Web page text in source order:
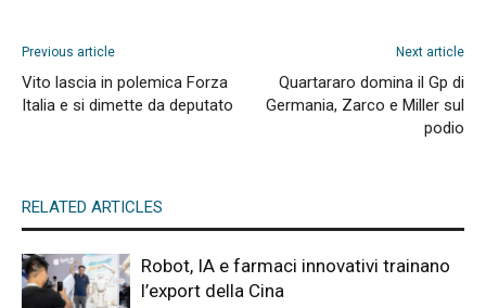
Previous article
Vito lascia in polemica Forza
Italia e si dimette da deputato
Next article
Quartararo domina il Gp di
Germania, Zarco e Miller sul
podio
RELATED ARTICLES
Robot, IA e farmaci innovativi trainano
l’export della Cina